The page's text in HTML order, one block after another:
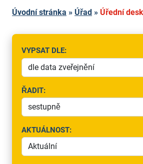
Úvodní stránka » Úřad » Úřední
VYPSAT DLE:
(VYBERTE, PODLE ČEHO SE
ŘADIT:
(ZVOLTE SMĚR ŘAZENÍ VÝSLEDKŮ)
AKTUÁLNOST:
(VYBERTE, ZDA ZOBRAZIT